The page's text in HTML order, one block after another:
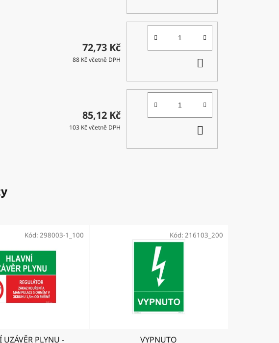
KOŠÍKU
72,73 Kč
88 Kč včetně DPH
85,12 Kč
103 Kč včetně DPH
KOŠÍKU
UZÁVĚR PLYNU -
Kód: 298003-1_100
VYPNUTO
Kód: 216103_200